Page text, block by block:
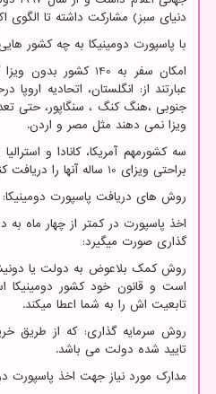
دنیای سبز) مشارکت داشته تا الگوی
با پاسپورت دومینیکا به چه کشور
امکان سفر به 140 کشور
عبارتند از: انگلستان، اتحادیه اروپا
جنوبی ،هنگ کنگ ، سنگاپور، حتی
ویزا نمی دهند مثل مصر و اردن.
سه کشورمهم آمریکا، کانادا و
براحتی ویزای 10 ساله آنها را دریافت کنید
روش های دریافت پاسپورت دومینیکا:
اخذ پاسپورت در کمتر از چهار ماه
گذاری صورت میگیرد:
است و قانون خود کشور دومینیکا
تابعیت اش را به شما اعطا میکند.
روش سرمایه گذاری: که از طریق
تایید شده دولت می باشد.
مدارک مورد نیاز جهت اخذ پاسپورت